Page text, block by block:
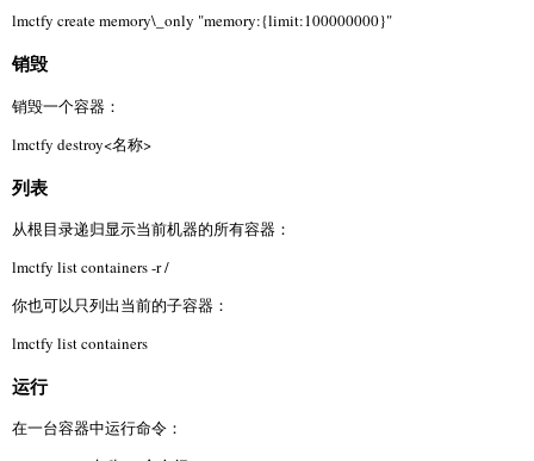
lmctfy create memory\_only "memory:{limit:100000000}"
销毁
销毁一个容器：
lmctfy destroy<名称>
列表
从根目录递归显示当前机器的所有容器：
lmctfy list containers -r /
你也可以只列出当前的子容器：
lmctfy list containers
运行
在一台容器中运行命令：